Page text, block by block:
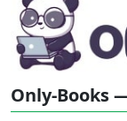
Only-Books